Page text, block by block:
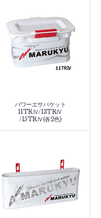
パワーエサバケット
11TRⅣ/13TRⅣ
/15TRⅣ(各2色)